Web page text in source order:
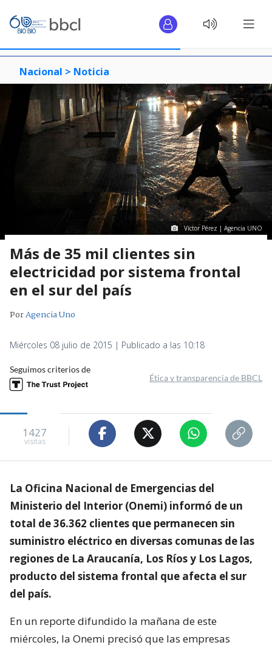
Nacional > Noticia
Víctor Pérez | Agencia UNO
Más de 35 mil clientes sin
electricidad por sistema frontal
en el sur del país
PorAgencia Uno
Miércoles 08 julio de 2015 | Publicado a las 10:18
Seguimos criterios de
Ética y transparencia de BBCL
1427
visitas
La Oficina Nacional de Emergencias del
Ministerio del Interior (Onemi) informó de un
total de 36.362 clientes que permanecen sin
suministro eléctrico en diversas comunas de las
regiones de La Araucanía, Los Ríos y Los Lagos,
producto del sistema frontal que afecta el sur
del país.
En un reporte difundido la mañana de este
miércoles, la Onemi precisó que las empresas